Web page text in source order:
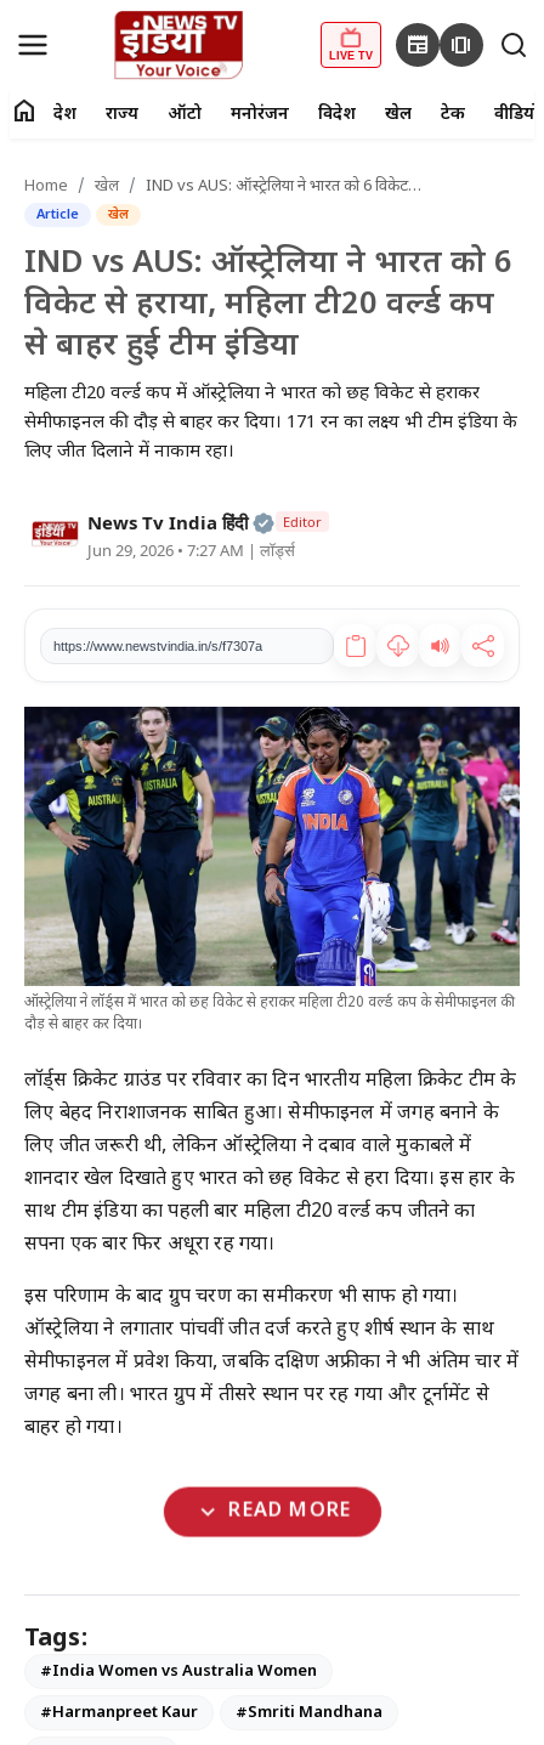
LIVE TV newspaper amp_stories
Home
देश
राज्य
ऑटो
मनोरंजन
विदेश
टेक
लाइफस्टाइल
कारोबार
home देश राज्य ऑटो मनोरंजन विदेश खेल टेक वीडियो
Home खेल IND vs AUS: ऑस्ट्रेलिया ने भारत को 6 विकेट से हराया, महिला टी20 वर्ल्ड कप से बाहर हुई टीम इंडिया
Article खेल
IND vs AUS: ऑस्ट्रेलिया ने भारत को 6
विकेट से हराया, महिला टी20 वर्ल्ड कप
से बाहर हुई टीम इंडिया
महिला टी20 वर्ल्ड कप में ऑस्ट्रेलिया ने भारत को छह विकेट से हराकर
सेमीफाइनल की दौड़ से बाहर कर दिया। 171 रन का लक्ष्य भी टीम इंडिया के
लिए जीत दिलाने में नाकाम रहा।
News Tv India हिंदी Official | Verified Expert • 27
Editor
Jun 29, 2026 • 7:27 AM | लॉर्ड्स
https://www.newstvindia.in/s/f7307a
ऑस्ट्रेलिया ने लॉर्ड्स में भारत को छह विकेट से हराकर महिला टी20 वर्ल्ड कप के सेमीफाइनल की
दौड़ से बाहर कर दिया।
लॉर्ड्स क्रिकेट ग्राउंड पर रविवार का दिन भारतीय महिला क्रिकेट टीम के
लिए बेहद निराशाजनक साबित हुआ। सेमीफाइनल में जगह बनाने के
लिए जीत जरूरी थी, लेकिन ऑस्ट्रेलिया ने दबाव वाले मुकाबले में
शानदार खेल दिखाते हुए भारत को छह विकेट से हरा दिया। इस हार के
साथ टीम इंडिया का पहली बार महिला टी20 वर्ल्ड कप जीतने का
सपना एक बार फिर अधूरा रह गया।
इस परिणाम के बाद ग्रुप चरण का समीकरण भी साफ हो गया।
ऑस्ट्रेलिया ने लगातार पांचवीं जीत दर्ज करते हुए शीर्ष स्थान के साथ
सेमीफाइनल में प्रवेश किया, जबकि दक्षिण अफ्रीका ने भी अंतिम चार में
जगह बना ली। भारत ग्रुप में तीसरे स्थान पर रह गया और टूर्नामेंट से
बाहर हो गया।
expand_more READ MORE
Tags:
#India Women vs Australia Women
#Harmanpreet Kaur
#Smriti Mandhana